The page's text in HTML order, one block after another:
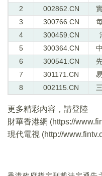
2
002862.CN
3
300766.CN
4
300459.CN
5
300364.CN
6
300541.CN
7
301171.CN
8
002115.CN
更多精彩內容，請登陸
財華香港網 (https://
現代電視 (http://